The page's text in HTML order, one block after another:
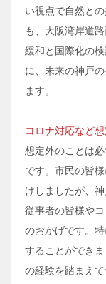
い視点で自然と
も、大阪湾岸道
緩和と国際化の
に、未来の神戸
ます。
コロナ対応など
想定外のことは
です。市民の皆
けしましたが、
従事者の皆様や
のおかげです。
することができ
の経験を踏まえて